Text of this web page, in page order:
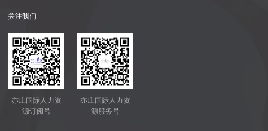
关注我们
亦庄国际人力资
源订阅号
亦庄国际人力资
源服务号